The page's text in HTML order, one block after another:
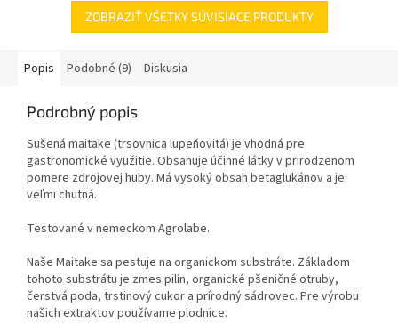
ZOBRAZIŤ VŠETKY SÚVISIACE PRODUKTY
Popis Podobné (9) Diskusia
Podrobný popis
Sušená maitake (trsovnica lupeňovitá) je vhodná pre
gastronomické využitie. Obsahuje účinné látky v prirodzenom
pomere zdrojovej huby. Má vysoký obsah betaglukánov a je
veľmi chutná.
Testované v nemeckom Agrolabe.
Naše Maitake sa pestuje na organickom substráte. Základom
tohoto substrátu je zmes pilín, organické pšeničné otruby,
čerstvá poda, trstinový cukor a prírodný sádrovec. Pre výrobu
našich extraktov používame plodnice.